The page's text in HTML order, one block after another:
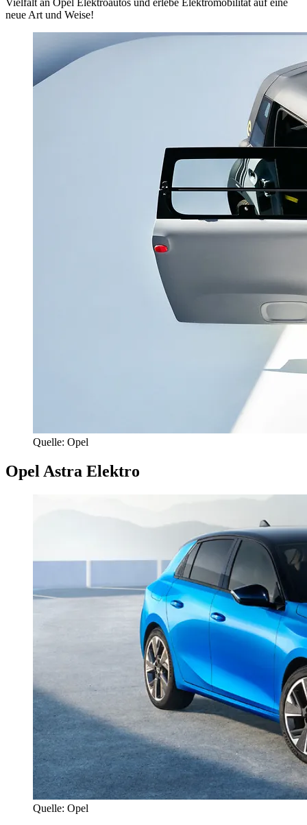
Vielfalt an Opel Elektroautos und erlebe Elektromobilität auf eine
neue Art und Weise!
Quelle: Opel
Opel Astra Elektro
Quelle: Opel